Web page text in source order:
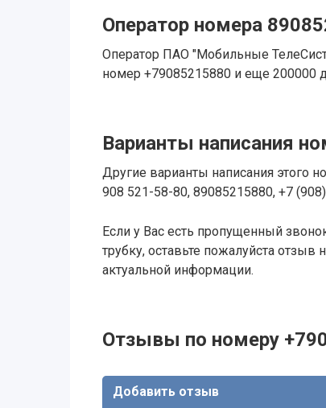
Оператор номера
Оператор ПАО "Мобильные
номер +79085215880 и еще 200000
Варианты написания
Другие варианты написания этого
908 521-58-80, 89085215880, +7
Если у Вас есть пропущенный
трубку, оставьте пожалуйста
актуальной информации.
Отзывы по номеру
Добавить отзыв